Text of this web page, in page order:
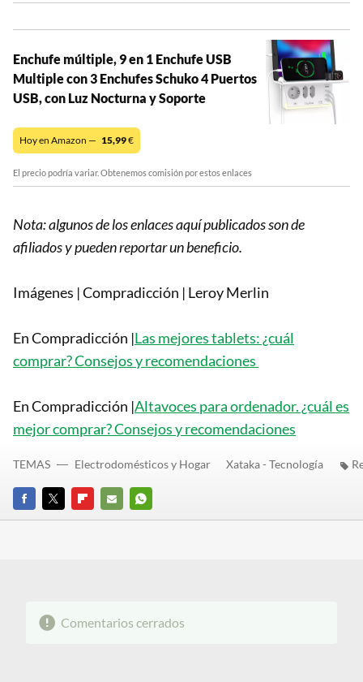
Enchufe múltiple, 9 en 1 Enchufe USB
Multiple con 3 Enchufes Schuko 4 Puertos
USB, con Luz Nocturna y Soporte
Hoy en Amazon — 15,99€
El precio podría variar. Obtenemos comisión por estos enlaces
Nota: algunos de los enlaces aquí publicados son de
afiliados y pueden reportar un beneficio.
Imágenes | Compradicción | Leroy Merlin
En Compradicción |Las mejores tablets: ¿cuál
comprar? Consejos y recomendaciones
En Compradicción |Altavoces para ordenador. ¿cuál es
mejor comprar? Consejos y recomendaciones
FACEBOOK
TWITTERFLIPBOARD
E-
WHATSAPP
TEMAS Electrodomésticos y Hogar Xataka - Tecnología
Comentarios cerrados